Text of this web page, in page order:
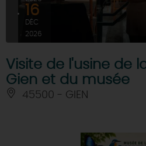
16
DÉC
2026
Visite de l'usine de
Gien et du musée
45500 - GIEN